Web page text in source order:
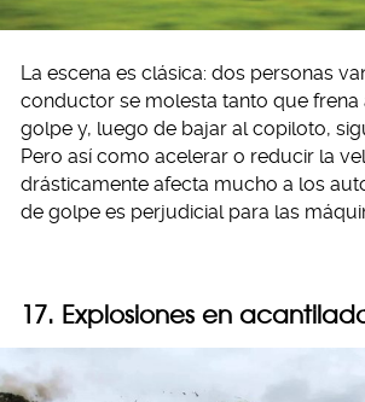
La escena es clásica: dos personas
conductor se molesta tanto que frena
golpe y, luego de bajar al copiloto,
Pero así como acelerar o reducir la
drásticamente afecta mucho a los
de golpe es perjudicial para las
17. Explosiones en